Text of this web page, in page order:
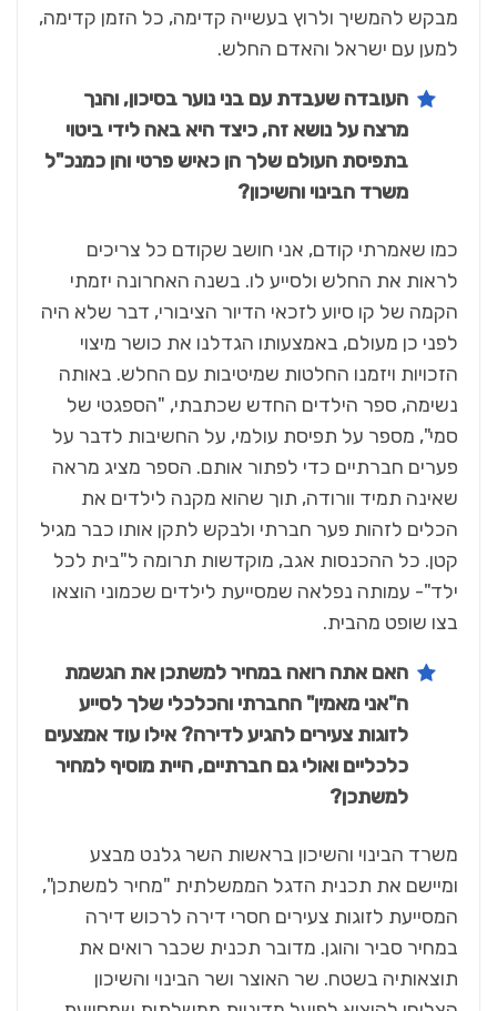
מבקש להמשיך ולרוץ בעשייה קדימה, כל הזמן קדימה,
למען עם ישראל והאדם החלש.
העובדה שעבדת עם בני נוער בסיכון, והנך
מרצה על נושא זה, כיצד היא באה לידי ביטוי
בתפיסת העולם שלך הן כאיש פרטי והן כמנכ"ל
משרד הבינוי והשיכון?
כמו שאמרתי קודם, אני חושב שקודם כל צריכים
לראות את החלש ולסייע לו. בשנה האחרונה יזמתי
הקמה של קו סיוע לזכאי הדיור הציבורי, דבר שלא היה
לפני כן מעולם, באמצעותו הגדלנו את כושר מיצוי
הזכויות ויזמנו החלטות שמיטיבות עם החלש. באותה
נשימה, ספר הילדים החדש שכתבתי, "הספגטי של
סמי", מספר על תפיסת עולמי, על החשיבות לדבר על
פערים חברתיים כדי לפתור אותם. הספר מציג מראה
שאינה תמיד וורודה, תוך שהוא מקנה לילדים את
הכלים לזהות פער חברתי ולבקש לתקן אותו כבר מגיל
קטן. כל ההכנסות אגב, מוקדשות תרומה ל"בית לכל
ילד"- עמותה נפלאה שמסייעת לילדים שכמוני הוצאו
בצו שופט מהבית.
האם אתה רואה במחיר למשתכן את הגשמת
ה"אני מאמין" החברתי והכלכלי שלך לסייע
לזוגות צעירים להגיע לדירה? אילו עוד אמצעים
כלכליים ואולי גם חברתיים, היית מוסיף למחיר
למשתכן?
משרד הבינוי והשיכון בראשות השר גלנט מבצע
ומיישם את תכנית הדגל הממשלתית "מחיר למשתכן",
המסייעת לזוגות צעירים חסרי דירה לרכוש דירה
במחיר סביר והוגן. מדובר תכנית שכבר רואים את
תוצאותיה בשטח. שר האוצר ושר הבינוי והשיכון